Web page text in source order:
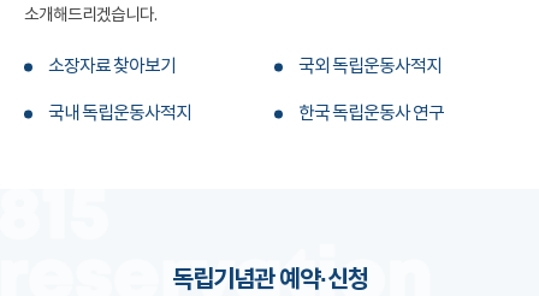
소개해드리겠습니다.
소장자료 찾아보기 국외 독립운동사적지
국내 독립운동사적지 한국 독립운동사 연구
독립기념관 예약·신청